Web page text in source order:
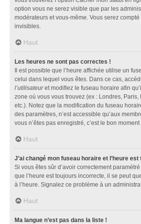
option vous ne serez visible que par les
modérateurs et vous-même. Vous serez
invisibles.
Haut
Les heures ne sont pas correctes !
Il est possible que l’heure affichée utilise un
celui dans lequel vous êtes. Dans ce cas,
l’utilisateuret modifiez le fuseau horaire afin
zone où vous vous trouvez (ex : Londres, Paris,
etc.). Notez que la modification du fuseau
des paramètres, n’est accessible qu’aux
vous n’êtes pas enregistré, c’est le bon
Haut
J’ai changé mon fuseau horaire et l’heure
Si vous êtes sûr d’avoir correctement
que l’heure est toujours incorrecte, il se peut
à l’heure. Signalez ce problème à un
Haut
Ma langue n’est pas dans la liste !